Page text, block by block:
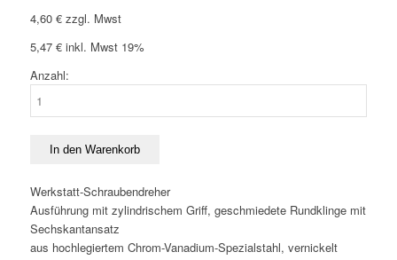
4,60 €zzgl. Mwst
5,47 €inkl. Mwst 19%
Anzahl:
8x150In den Warenkorb
Werkstatt-Schraubendreher
Ausführung mit zylindrischem Griff, geschmiedete Rundklinge mit
Sechskantansatz
aus hochlegiertem Chrom-Vanadium-Spezialstahl, vernickelt